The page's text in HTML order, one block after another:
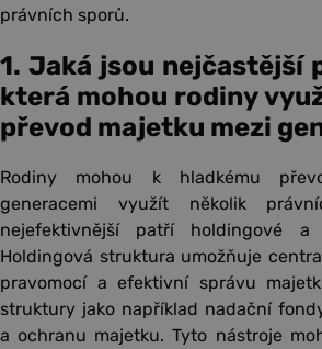
právních sporů.
1. Jaká jsou nejčastější
která mohou rodiny
převod majetku mezi
Rodiny mohou k hladkému
generacemi využít několik
nejefektivnější patří holdingové a
Holdingová struktura umožňuje
pravomocí a efektivní správu
struktury jako například nadační
a ochranu majetku. Tyto nástroje